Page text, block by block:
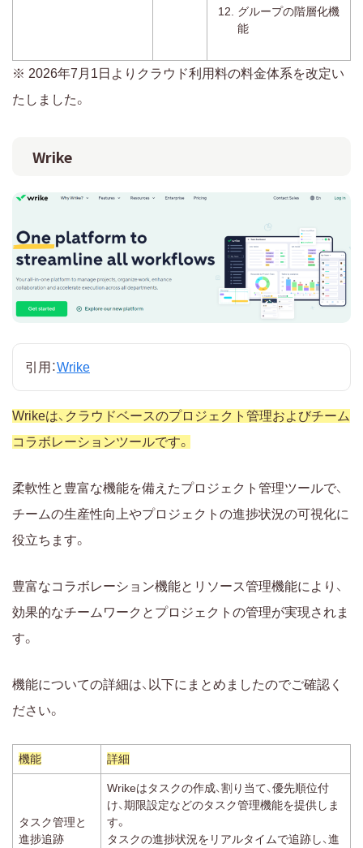
グループの階層化機
能
※ 2026年7月1日よりクラウド利用料の料金体系を改定い
たしました。
Wrike
引用：Wrike
Wrikeは、クラウドベースのプロジェクト管理およびチーム
コラボレーションツールです。
柔軟性と豊富な機能を備えたプロジェクト管理ツールで、
チームの生産性向上やプロジェクトの進捗状況の可視化に
役立ちます。
豊富なコラボレーション機能とリソース管理機能により、
効果的なチームワークとプロジェクトの管理が実現されま
す。
機能についての詳細は、以下にまとめましたのでご確認く
ださい。
機能 詳細
タスク管理と
進捗追跡
Wrikeはタスクの作成、割り当て、優先順位付
け、期限設定などのタスク管理機能を提供しま
す。
タスクの進捗状況をリアルタイムで追跡し、進